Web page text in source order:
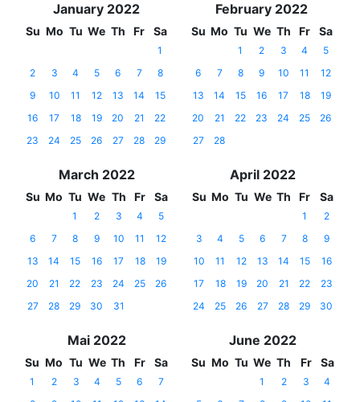
January 2022
Su Mo Tu We Th Fr Sa
1
2
3 4 5 6 7
8
9
10 11 12 13 14
15
16
17 18 19 20 21
22
23
24 25 26 27 28 29
February 2022
Su Mo Tu We Th Fr Sa
1 2 3 4
5
6
7 8 9 10 11
12
13
14 15 16 17 18
19
20
21 22 23 24 25
26
27
28
March 2022
Su Mo Tu We Th Fr Sa
1 2 3 4
5
6
7 8 9 10 11
12
13
14 15 16 17 18
19
20
21 22 23 24 25
26
27
28 29 30 31
April 2022
Su Mo Tu We Th Fr Sa
1
2
3
4 5 6 7 8
9
10
11 12 13 14 15
16
17
18 19 20 21 22
23
24
25 26 27 28 29 30
Mai 2022
Su Mo Tu We Th Fr Sa
1 2 3 4 5 6
7
June 2022
Su Mo Tu We Th Fr Sa
1 2 3
4